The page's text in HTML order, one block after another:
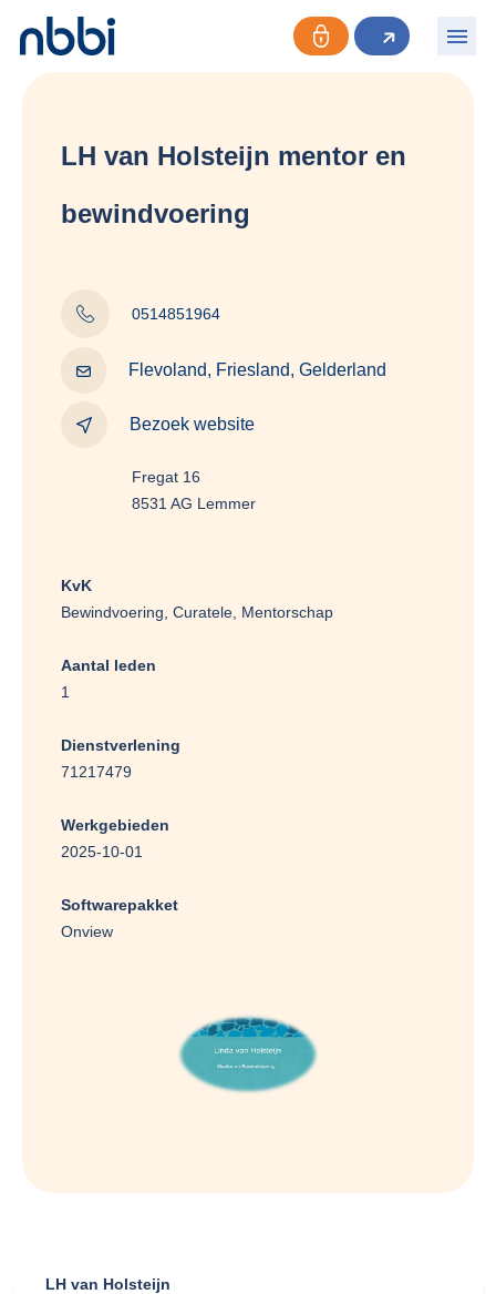
LH van Holsteijn mentor en
bewindvoering
0514851964
Flevoland, Friesland, Gelderland
Bezoek website
Fregat 16
8531 AG Lemmer
KvK
Bewindvoering, Curatele, Mentorschap
Aantal leden
1
Dienstverlening
71217479
Werkgebieden
2025-10-01
Softwarepakket
Onview
LH van Holsteijn